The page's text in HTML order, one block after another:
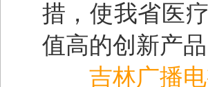
措，使我省医
值高的创新产品
吉林广播